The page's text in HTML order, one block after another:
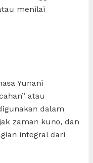
menilai
Yunani
atau
dalam
zaman kuno, dan
integral dari